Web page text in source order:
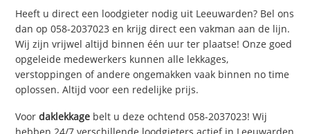
Heeft u direct een loodgieter nodig uit Leeuwarden? Bel ons
dan op 058-2037023 en krijg direct een vakman aan de lijn.
Wij zijn vrijwel altijd binnen één uur ter plaatse! Onze goed
opgeleide medewerkers kunnen alle lekkages,
verstoppingen of andere ongemakken vaak binnen no time
oplossen. Altijd voor een redelijke prijs.
Voordaklekkage belt u deze ochtend 058-2037023! Wij